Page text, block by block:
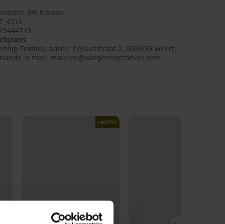
8% Elastan
Textiles, adres: Celsiusstraat 2, 6003DG Weert,
e-mail: maurice@vangenniptextiles.com
LIMITED